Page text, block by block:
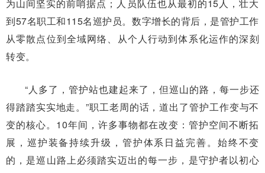
为山间坚实的前哨据点；人员队伍也从最初的15人，壮大
到57名职工和115名巡护员。数字增长的背后，是管护工作
从零散点位到全域网络、从个人行动到体系化运作的深刻
转变。
“人多了，管护站也建起来了，但巡山的路，每一步还
得踏踏实实地走。”职工老周的话，道出了管护工作变与不
变的核心。10年间，许多事物都在改变：管护空间不断拓
展，巡护装备持续升级，管护体系日益完善。始终不变
的，是巡山路上必须踏实迈出的每一步，是守护者以初心